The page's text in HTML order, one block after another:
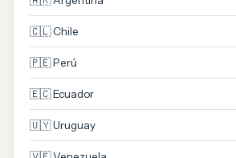
🇨🇱 Chile
🇵🇪 Perú
🇪🇨 Ecuador
🇺🇾 Uruguay